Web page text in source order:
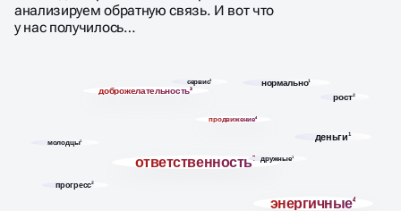
На каждом проекте мы собираем и